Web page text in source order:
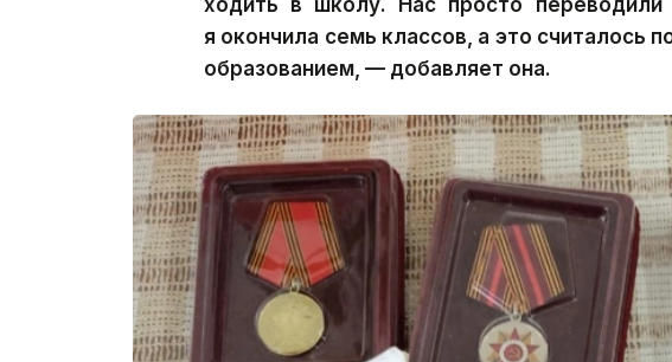
ходить в школу. Нас просто
я окончила семь классов, а это считалось
образованием, — добавляет она.